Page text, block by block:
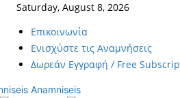
Saturday, August 8, 2026
Επικοινωνία
Ενισχύστε τις Αναμνήσεις
Δωρεάν Εγγραφή / Free
Anamniseis